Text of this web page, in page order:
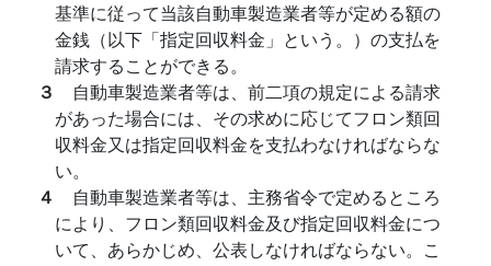
基準に従って当該自動車製造業者等が定める額の
金銭（以下「指定回収料金」という。）の支払を
請求することができる。
３ 自動車製造業者等は、前二項の規定による請求
があった場合には、その求めに応じてフロン類回
収料金又は指定回収料金を支払わなければならな
い。
４ 自動車製造業者等は、主務省令で定めるところ
により、フロン類回収料金及び指定回収料金につ
いて、あらかじめ、公表しなければならない。こ